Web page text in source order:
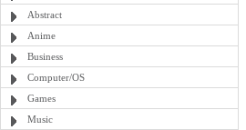
Abstract
Anime
Business
Computer/OS
Games
Music